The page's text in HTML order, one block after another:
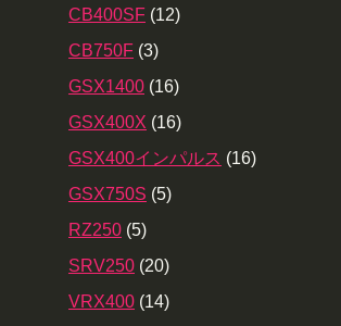
CB400SF (12)
CB750F (3)
GSX1400 (16)
GSX400X (16)
GSX400インパルス (16)
GSX750S (5)
RZ250 (5)
SRV250 (20)
VRX400 (14)